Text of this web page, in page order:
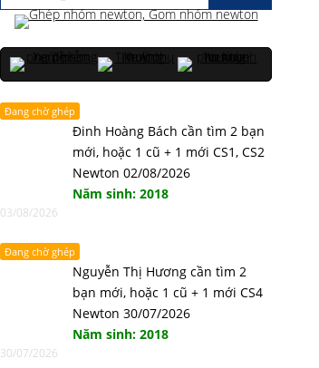
Đang chờ ghép
Đinh Hoàng Bách cần tìm 2 bạn
mới, hoặc 1 cũ + 1 mới CS1, CS2
Newton 02/08/2026
Năm sinh: 2018
03/08/2026
Đang chờ ghép
Nguyễn Thị Hương cần tìm 2
bạn mới, hoặc 1 cũ + 1 mới CS4
Newton 30/07/2026
Năm sinh: 2018
30/07/2026